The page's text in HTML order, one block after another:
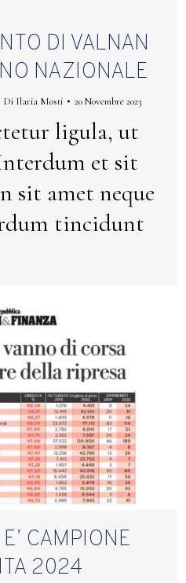
DI VALNAN
NAZIONALE
Di Ilaria Mosti 20 Novembre 2023
ligula, ut
et sit
sit amet neque
tincidunt
CAMPIONE
2024